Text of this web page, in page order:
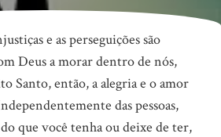
e as perseguições são
Deus a morar dentro de nós,
Santo, então, a alegria e o amor
das pessoas,
que você tenha ou deixe de ter,